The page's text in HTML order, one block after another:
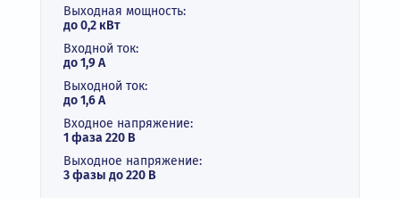
Выходная мощность:
до 0,2 кВт
Входной ток:
до 1,9 А
Выходной ток:
до 1,6 А
Входное напряжение:
1 фаза 220 В
Выходное напряжение:
3 фазы до 220 В